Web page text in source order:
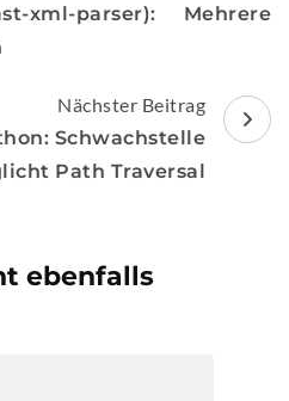
xml-parser): Mehrere
Nächster Beitrag
Schwachstelle
Path Traversal
ebenfalls